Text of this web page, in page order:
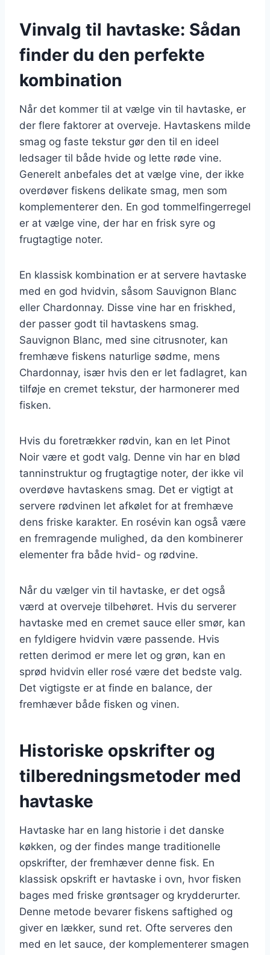
Vinvalg til havtaske: Sådan
finder du den perfekte
kombination
Når det kommer til at vælge vin til havtaske, er
der flere faktorer at overveje. Havtaskens milde
smag og faste tekstur gør den til en ideel
ledsager til både hvide og lette røde vine.
Generelt anbefales det at vælge vine, der ikke
overdøver fiskens delikate smag, men som
komplementerer den. En god tommelfingerregel
er at vælge vine, der har en frisk syre og
frugtagtige noter.
En klassisk kombination er at servere havtaske
med en god hvidvin, såsom Sauvignon Blanc
eller Chardonnay. Disse vine har en friskhed,
der passer godt til havtaskens smag.
Sauvignon Blanc, med sine citrusnoter, kan
fremhæve fiskens naturlige sødme, mens
Chardonnay, især hvis den er let fadlagret, kan
tilføje en cremet tekstur, der harmonerer med
fisken.
Hvis du foretrækker rødvin, kan en let Pinot
Noir være et godt valg. Denne vin har en blød
tanninstruktur og frugtagtige noter, der ikke vil
overdøve havtaskens smag. Det er vigtigt at
servere rødvinen let afkølet for at fremhæve
dens friske karakter. En rosévin kan også være
en fremragende mulighed, da den kombinerer
elementer fra både hvid- og rødvine.
Når du vælger vin til havtaske, er det også
værd at overveje tilbehøret. Hvis du serverer
havtaske med en cremet sauce eller smør, kan
en fyldigere hvidvin være passende. Hvis
retten derimod er mere let og grøn, kan en
sprød hvidvin eller rosé være det bedste valg.
Det vigtigste er at finde en balance, der
fremhæver både fisken og vinen.
Historiske opskrifter og
tilberedningsmetoder med
havtaske
Havtaske har en lang historie i det danske
køkken, og der findes mange traditionelle
opskrifter, der fremhæver denne fisk. En
klassisk opskrift er havtaske i ovn, hvor fisken
bages med friske grøntsager og krydderurter.
Denne metode bevarer fiskens saftighed og
giver en lækker, sund ret. Ofte serveres den
med en let sauce, der komplementerer smagen